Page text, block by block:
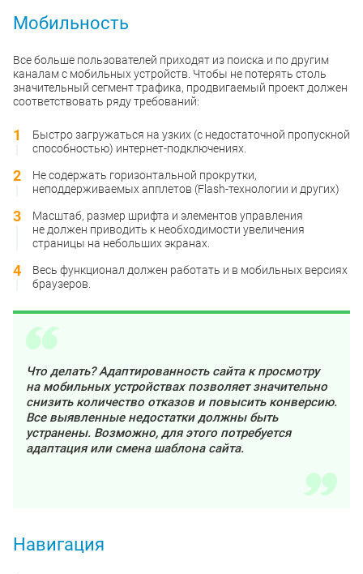
Мобильность
Все больше пользователей приходят из поиска и по другим
каналам с мобильных устройств. Чтобы не потерять столь
значительный сегмент трафика, продвигаемый проект должен
соответствовать ряду требований:
Быстро загружаться на узких (с недостаточной пропускной
способностью) интернет-подключениях.
Не содержать горизонтальной прокрутки,
неподдерживаемых апплетов (Flash-технологии и других)
Масштаб, размер шрифта и элементов управления
не должен приводить к необходимости увеличения
страницы на небольших экранах.
Весь функционал должен работать и в мобильных версиях
браузеров.
Что делать? Адаптированность сайта к просмотру
на мобильных устройствах позволяет значительно
снизить количество отказов и повысить конверсию.
Все выявленные недостатки должны быть
устранены. Возможно, для этого потребуется
адаптация или смена шаблона сайта.
Навигация